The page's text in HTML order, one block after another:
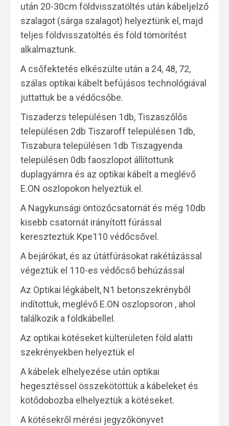
után 20-30cm földvisszatöltés után kábeljelző
szalagot (sárga szalagot) helyeztünk el, majd
teljes földvisszatöltés és föld tömörítést
alkalmaztunk.
A csőfektetés elkészülte után a 24, 48, 72,
szálas optikai kábelt befújásos technológiával
juttattuk be a védőcsőbe.
Tiszaderzs településen 1db, Tiszaszőlős
településen 2db Tiszaroff településen 1db,
Tiszabura településen 1db Tiszagyenda
településen 0db faoszlopot állítottunk
duplagyámra és az optikai kábelt a meglévő
E.ON oszlopokon helyeztük el.
A Nagykunsági öntözőcsatornát és még 10db
kisebb csatornát irányított fúrással
kereszteztük Kpe110 védőcsővel.
A bejárókat, és az útátfúrásokat rakétázással
végeztük el 110-es védőcső behúzással
Az Optikai légkábelt, N1 betonszekrényből
indítottuk, meglévő E.ON oszlopsoron , ahol
találkozik a földkábellel.
Az optikai kötéseket külterületen föld alatti
szekrényekben helyeztük el
A kábelek elhelyezése után optikai
hegesztéssel összekötöttük a kábeleket és
kötődobozba elhelyeztük a kötéseket.
A kötésekről mérési jegyzőkönyvet